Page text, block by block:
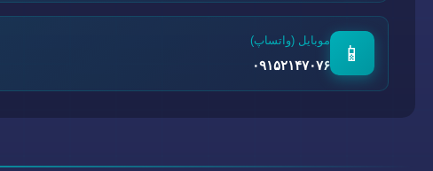
📱
موبایل (واتساپ)
۰۹۱۵۲۱۴۷۰۷۶